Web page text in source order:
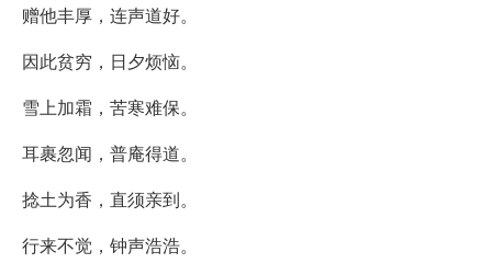
赠他丰厚，连声道好。
因此贫穷，日夕烦恼。
雪上加霜，苦寒难保。
耳裹忽闻，普庵得道。
捻土为香，直须亲到。
行来不觉，钟声浩浩。